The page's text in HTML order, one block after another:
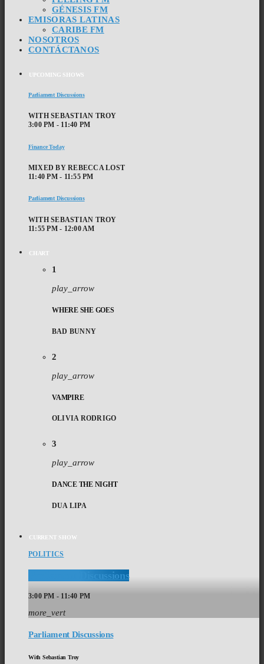
GÉNESIS FM
EMISORAS LATINAS
CARIBE FM
NOSOTROS
CONTÁCTANOS
UPCOMING SHOWS
Parliament Discussions
WITH SEBASTIAN TROY
3:00 PM - 11:40 PM
Finance Today
MIXED BY REBECCA LOST
11:40 PM - 11:55 PM
Parliament Discussions
WITH SEBASTIAN TROY
11:55 PM - 12:00 AM
CHART
1
play_arrow
WHERE SHE GOES
BAD BUNNY
2
play_arrow
VAMPIRE
OLIVIA RODRIGO
3
play_arrow
DANCE THE NIGHT
DUA LIPA
CURRENT SHOW
POLITICS
Parliament Discussions
3:00 PM - 11:40 PM
more_vert
Parliament Discussions
With Sebastian Troy